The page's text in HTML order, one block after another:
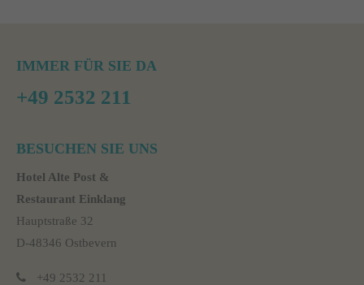
IMMER FÜR SIE DA
+49 2532 211
BESUCHEN SIE UNS
Hotel Alte Post &
Restaurant Einklang
Hauptstraße 32
D-48346 Ostbevern
+49 2532 211